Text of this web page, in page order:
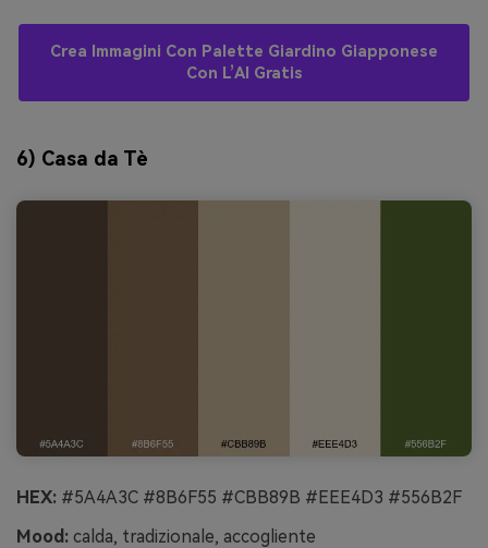
Crea Immagini Con Palette Giardino Giapponese
Con L’AI Gratis
6) Casa da Tè
HEX: #5A4A3C #8B6F55 #CBB89B #EEE4D3 #556B2F
Mood: calda, tradizionale, accogliente